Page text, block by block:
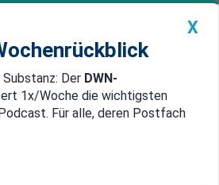
DWN: Geldanlage Premium
DWN-Magazin China
Chef der
X
Der DWN-
1x/Woche die wichtigsten
Für alle, deren Postfach